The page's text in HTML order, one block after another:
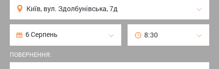
ПОВЕРНЕННЯ: